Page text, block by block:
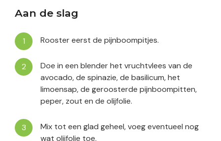
Aan de slag
Rooster eerst de pijnboompitjes.
Doe in een blender het vruchtvlees van de
avocado, de spinazie, de basilicum, het
limoensap, de geroosterde pijnboompitten,
peper, zout en de olijfolie.
Mix tot een glad geheel, voeg eventueel nog
wat olijfolie toe.